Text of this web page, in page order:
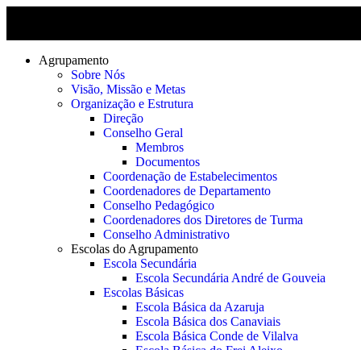
Agrupamento
Sobre Nós
Visão, Missão e Metas
Organização e Estrutura
Direção
Conselho Geral
Membros
Documentos
Coordenação de Estabelecimentos
Coordenadores de Departamento
Conselho Pedagógico
Coordenadores dos Diretores de Turma
Conselho Administrativo
Escolas do Agrupamento
Escola Secundária
Escola Secundária André de Gouveia
Escolas Básicas
Escola Básica da Azaruja
Escola Básica dos Canaviais
Escola Básica Conde de Vilalva